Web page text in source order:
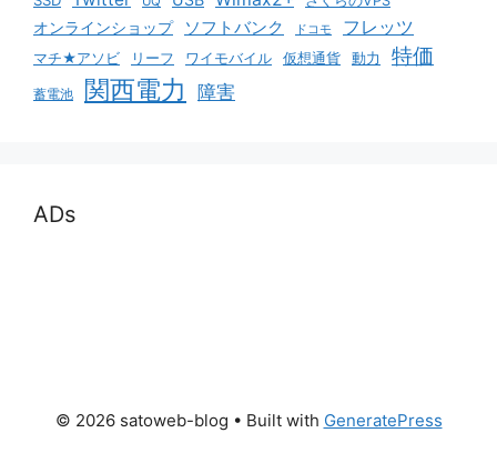
オンラインショップ ソフトバンク ドコモ フレッツ
マチ★アソビ リーフ ワイモバイル 仮想通貨 動力 特価
蓄電池 関西電力 障害
ADs
© 2026 satoweb-blog • Built with GeneratePress